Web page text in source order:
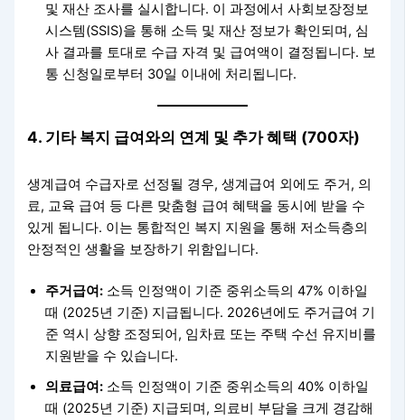
및 재산 조사를 실시합니다. 이 과정에서 사회보장정보
시스템(SSIS)을 통해 소득 및 재산 정보가 확인되며, 심
사 결과를 토대로 수급 자격 및 급여액이 결정됩니다. 보
통 신청일로부터 30일 이내에 처리됩니다.
4. 기타 복지 급여와의 연계 및 추가 혜택 (700자)
생계급여 수급자로 선정될 경우, 생계급여 외에도 주거, 의
료, 교육 급여 등 다른 맞춤형 급여 혜택을 동시에 받을 수
있게 됩니다. 이는 통합적인 복지 지원을 통해 저소득층의
안정적인 생활을 보장하기 위함입니다.
주거급여: 소득 인정액이 기준 중위소득의 47% 이하일
때 (2025년 기준) 지급됩니다. 2026년에도 주거급여 기
준 역시 상향 조정되어, 임차료 또는 주택 수선 유지비를
지원받을 수 있습니다.
의료급여: 소득 인정액이 기준 중위소득의 40% 이하일
때 (2025년 기준) 지급되며, 의료비 부담을 크게 경감해